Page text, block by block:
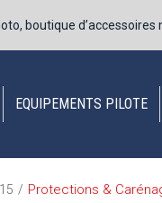
boutique
EQUIPEMENTS PILOTE
/ Protections &